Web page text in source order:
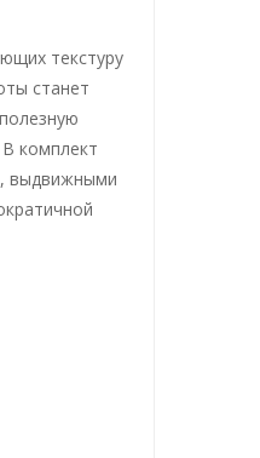
текстуру
станет
комплект
выдвижными